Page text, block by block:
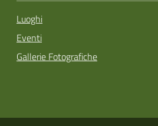
Luoghi
Eventi
Gallerie Fotografiche